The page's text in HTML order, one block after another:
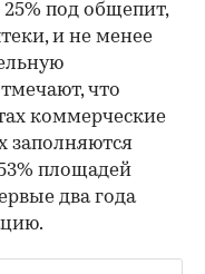
под общепит,
и не менее
что
коммерческие
заполняются
площадей
два года